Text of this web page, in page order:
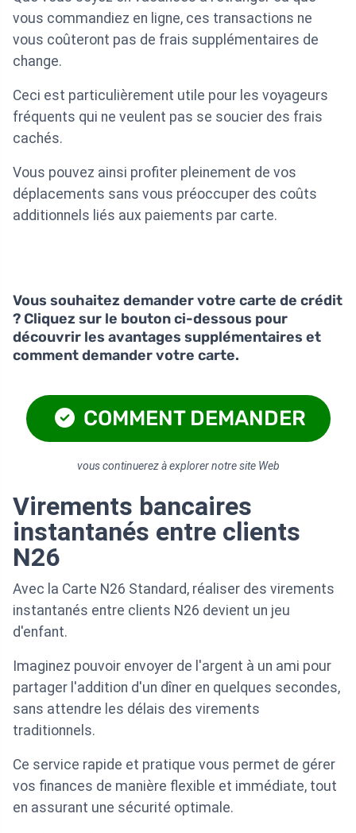
vous commandiez en ligne, ces transactions ne
vous coûteront pas de frais supplémentaires de
change.
Ceci est particulièrement utile pour les voyageurs
fréquents qui ne veulent pas se soucier des frais
cachés.
Vous pouvez ainsi profiter pleinement de vos
déplacements sans vous préoccuper des coûts
additionnels liés aux paiements par carte.
Vous souhaitez demander votre carte de crédit
? Cliquez sur le bouton ci-dessous pour
découvrir les avantages supplémentaires et
comment demander votre carte.
COMMENT DEMANDER
vous continuerez à explorer notre site Web
Virements bancaires
instantanés entre clients
N26
Avec la Carte N26 Standard, réaliser des virements
instantanés entre clients N26 devient un jeu
d'enfant.
Imaginez pouvoir envoyer de l'argent à un ami pour
partager l'addition d'un dîner en quelques secondes,
sans attendre les délais des virements
traditionnels.
Ce service rapide et pratique vous permet de gérer
vos finances de manière flexible et immédiate, tout
en assurant une sécurité optimale.